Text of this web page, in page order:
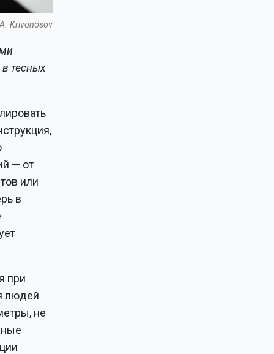
Krivonosov
тесных
— от
или
в
при
людей
не